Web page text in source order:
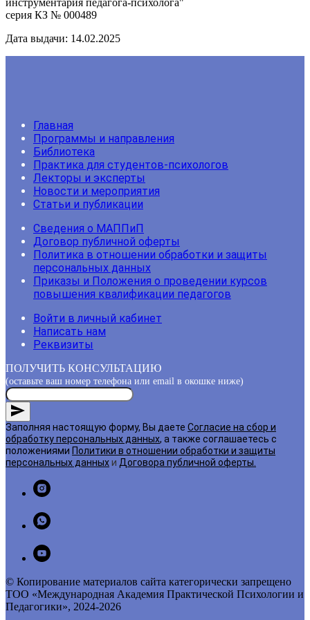
серия КЗ № 000489
Дата выдачи: 14.02.2025
Главная
Программы и направления
Библиотека
Практика для студентов-психологов
Лекторы и эксперты
Новости и мероприятия
Статьи и публикации
Сведения о МАППиП
Договор публичной оферты
Политика в отношении обработки и защиты
персональных данных
Приказы и Положения о проведении курсов
повышения квалификации педагогов
Войти в личный кабинет
Написать нам
Реквизиты
ПОЛУЧИТЬ КОНСУЛЬТАЦИЮ
(оставьте ваш номер телефона или email в окошке ниже)
Заполняя настоящую форму, Вы даете Согласие на сбор и
обработку персональных данных, а также соглашаетесь с
положениями Политики в отношении обработки и защиты
персональных данныхи Договора публичной оферты
© Копирование материалов сайта категорически запрещено
ТОО «Международная Академия Практической Психологии и
Педагогики», 2024-2026